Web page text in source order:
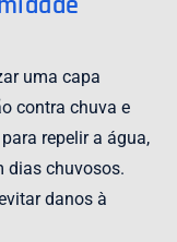
uma capa
contra chuva e
repelir a água,
dias chuvosos.
danos à